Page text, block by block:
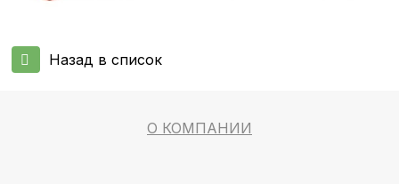
Назад в список
О КОМПАНИИ